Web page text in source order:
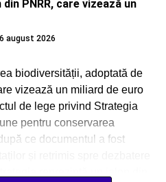
PNRR, care vizează un
6 august 2026
biodiversității, adoptată de
vizează un miliard de euro
de lege privind Strategia
pentru conservarea
ce documentul a fost